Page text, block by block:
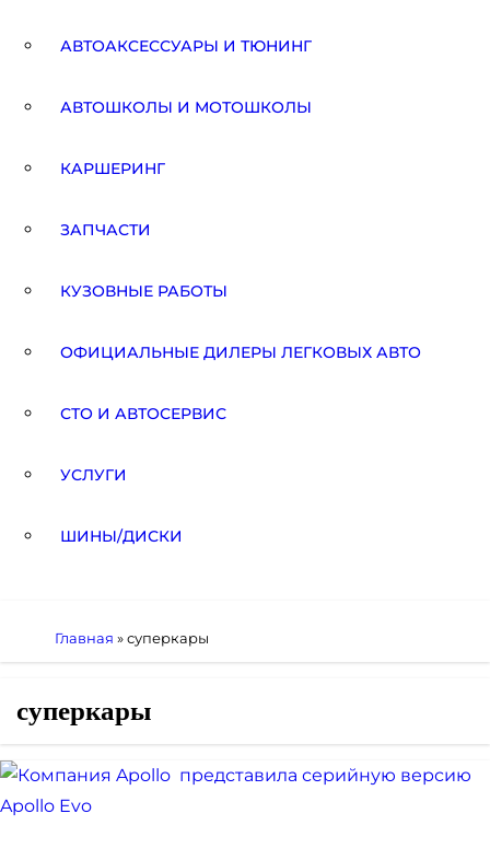
АВТОАКCЕССУАРЫ И ТЮНИНГ
АВТОШКОЛЫ И МОТОШКОЛЫ
КАРШЕРИНГ
ЗАПЧАСТИ
КУЗОВНЫЕ РАБОТЫ
ОФИЦИАЛЬНЫЕ ДИЛЕРЫ ЛЕГКОВЫХ АВТО
СТО И АВТОСЕРВИС
УСЛУГИ
ШИНЫ/ДИСКИ
Главная »суперкары
суперкары